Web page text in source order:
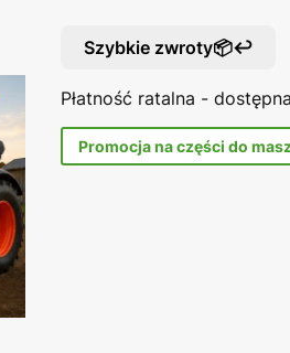
Szybkie zwroty📦↩️
Płatność ratalna -
Promocja na części do